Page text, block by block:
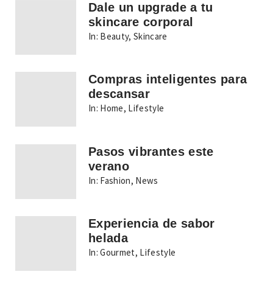
Dale un upgrade a tu
skincare corporal
In: Beauty,Skincare
Compras inteligentes para
descansar
In: Home, Lifestyle
Pasos vibrantes este
verano
In: Fashion, News
Experiencia de sabor
helada
In: Gourmet, Lifestyle